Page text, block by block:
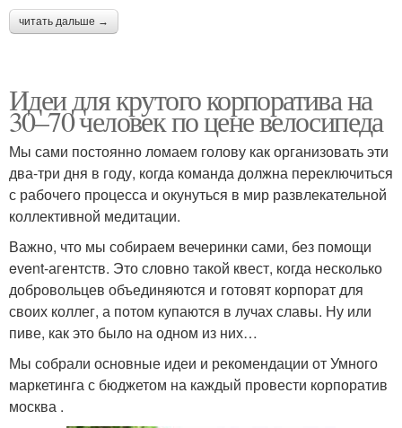
читать дальше →
Идеи для крутого корпоратива на
30–70 человек по цене велосипеда
Мы сами постоянно ломаем голову как организовать эти
два-три дня в году, когда команда должна переключиться
с рабочего процесса и окунуться в мир развлекательной
коллективной медитации.
Важно, что мы собираем вечеринки сами, без помощи
event-агентств. Это словно такой квест, когда несколько
добровольцев объединяются и готовят корпорат для
своих коллег, а потом купаются в лучах славы. Ну или
пиве, как это было на одном из них…
Мы собрали основные идеи и рекомендации от Умного
маркетинга с бюджетом на каждый провести корпоратив
москва .